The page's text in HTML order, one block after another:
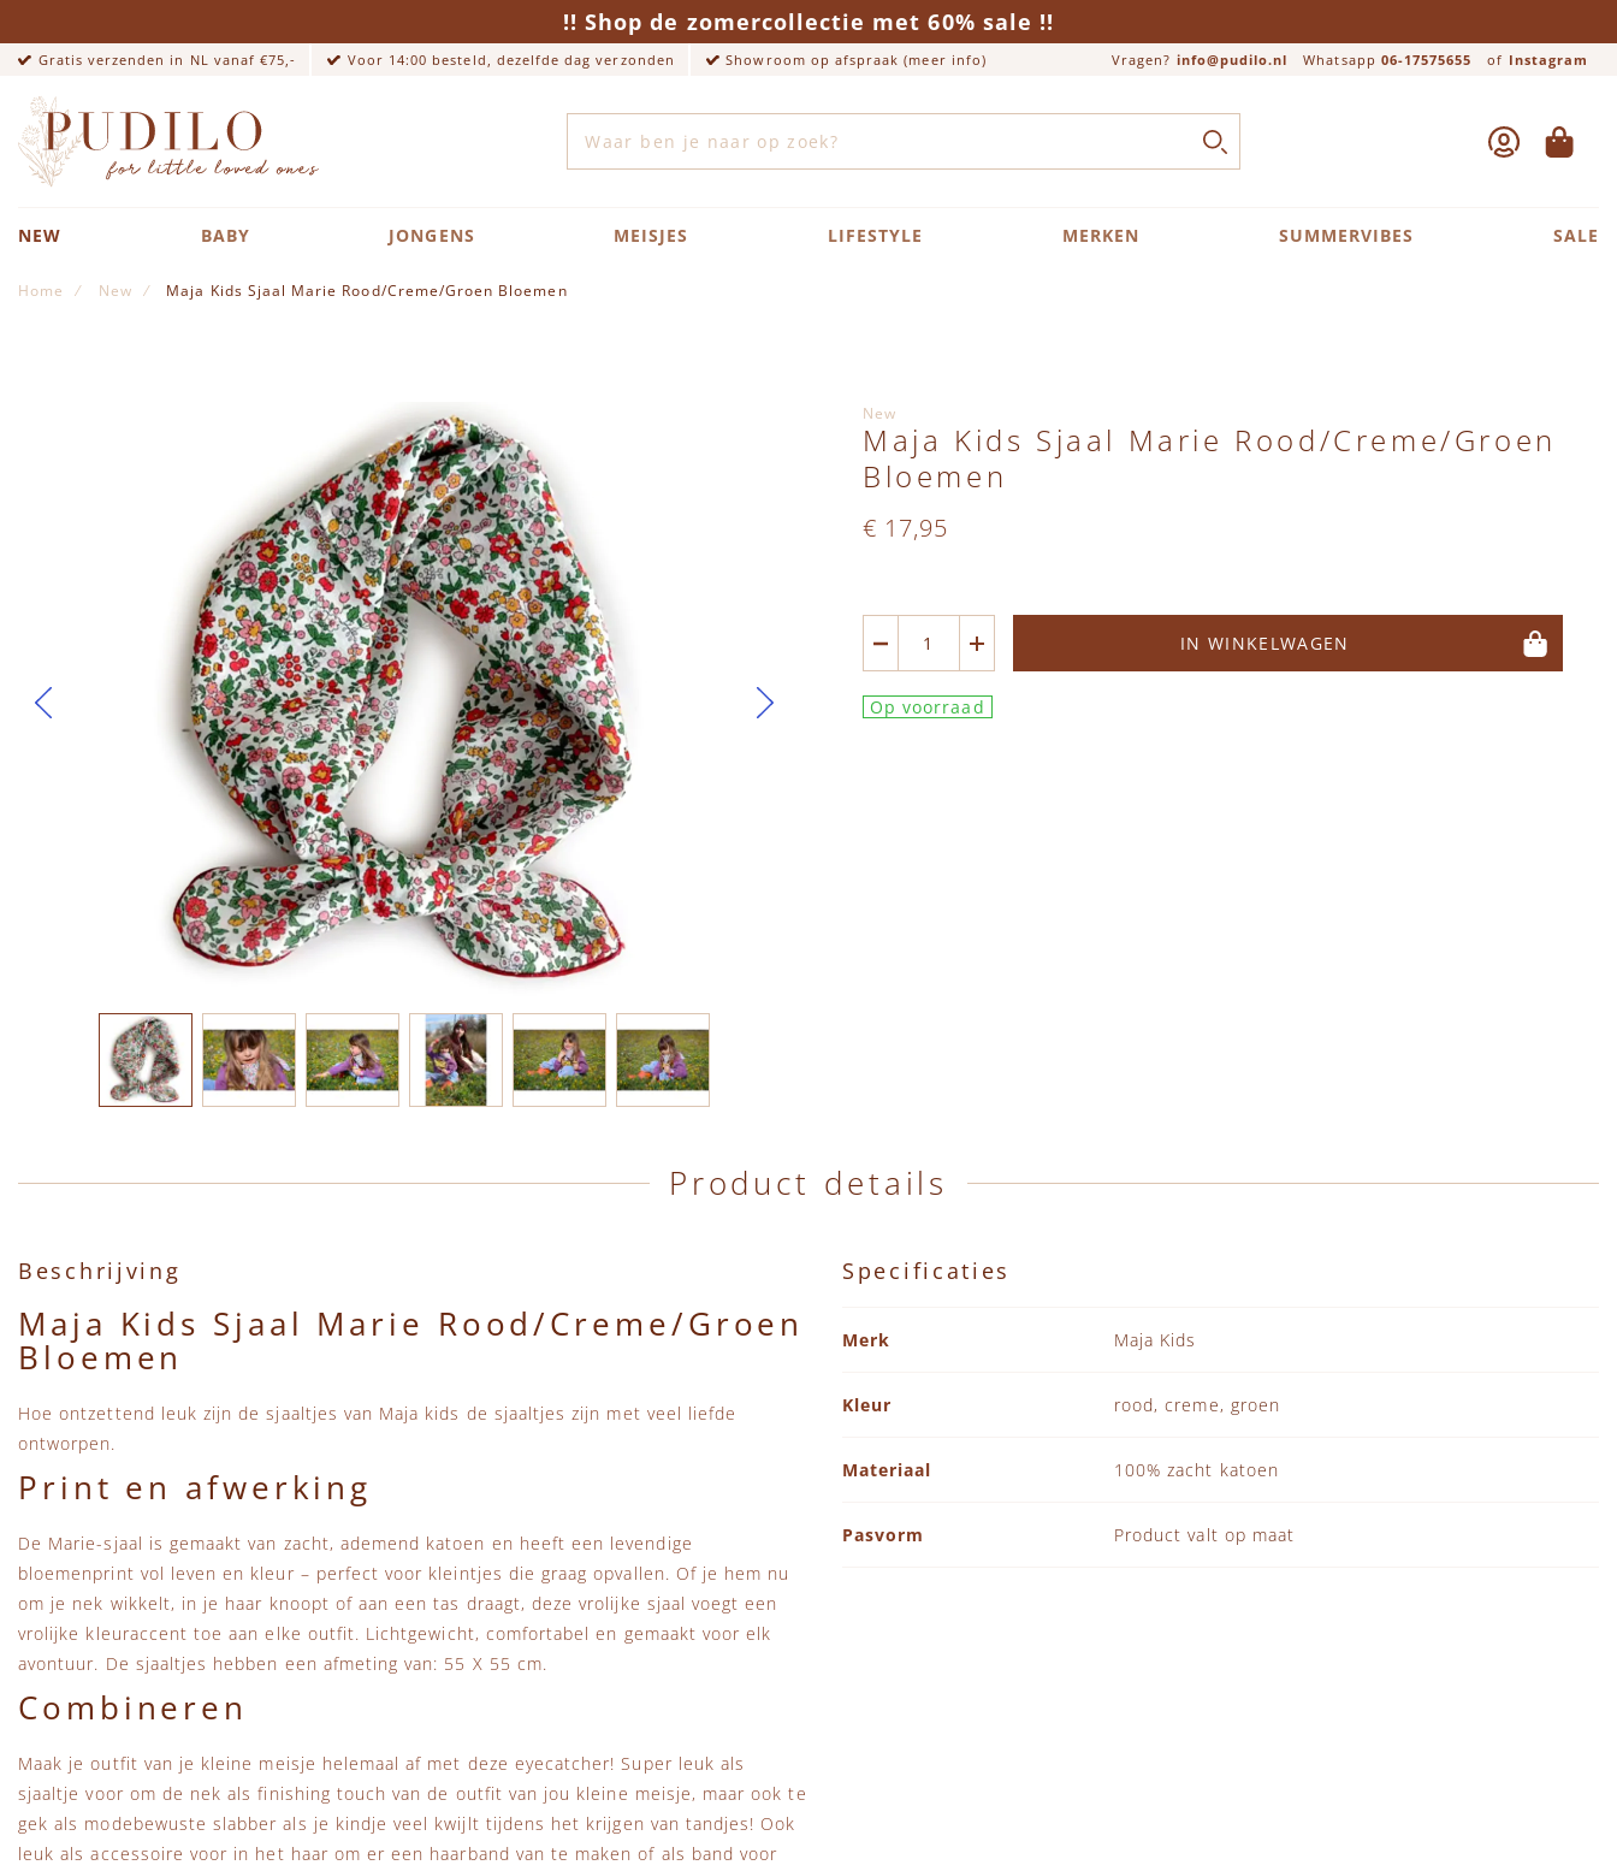
!! Shop de zomercollectie met 60% sale !!
Gratis verzenden in NL vanaf €75,- Voor 14:00 besteld, dezelfde dag verzonden Showroom op afspraak (meer info) Vragen? info@pudilo.nl Whatsapp 06-17575655 of Instagram
Close search
ZOEK ACCOUNT
NEW BABY JONGENS MEISJES LIFESTYLE MERKEN SUMMERVIBES SALE
Home New Maja Kids Sjaal Marie Rood/Creme/Groen Bloemen
Ga naar het einde van de afbeeldingen-gallerij New
Maja Kids Sjaal Marie Rood/Creme/Groen
Bloemen
€ 17,95
IN WINKELWAGEN
Op voorraad
Product details
Beschrijving
Maja Kids Sjaal Marie Rood/Creme/Groen
Bloemen
Hoe ontzettend leuk zijn de sjaaltjes van Maja kids de sjaaltjes zijn met veel liefde
ontworpen.
Print en afwerking
De Marie-sjaal is gemaakt van zacht, ademend katoen en heeft een levendige
bloemenprint vol leven en kleur – perfect voor kleintjes die graag opvallen. Of je hem nu
om je nek wikkelt, in je haar knoopt of aan een tas draagt, deze vrolijke sjaal voegt een
vrolijke kleuraccent toe aan elke outfit. Lichtgewicht, comfortabel en gemaakt voor elk
avontuur. De sjaaltjes hebben een afmeting van: 55 X 55 cm.
Combineren
Maak je outfit van je kleine meisje helemaal af met deze eyecatcher! Super leuk als
sjaaltje voor om de nek als finishing touch van de outfit van jou kleine meisje, maar ook te
gek als modebewuste slabber als je kindje veel kwijlt tijdens het krijgen van tandjes! Ook
leuk als accessoire voor in het haar om er een haarband van te maken of als band voor
Specificaties
Merk
Maja Kids
Kleur rood, creme, groen
Materiaal 100% zacht katoen
Pasvorm Product valt op maat